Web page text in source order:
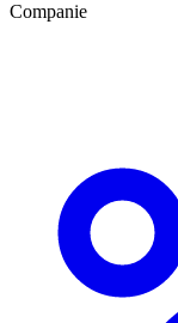
Companie